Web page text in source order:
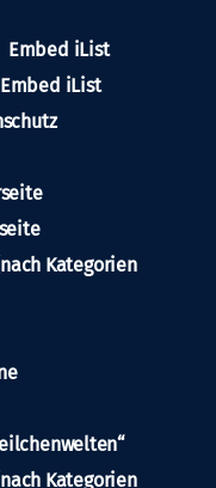
Embed iList
Embed iList
Kategorien
Kategorien